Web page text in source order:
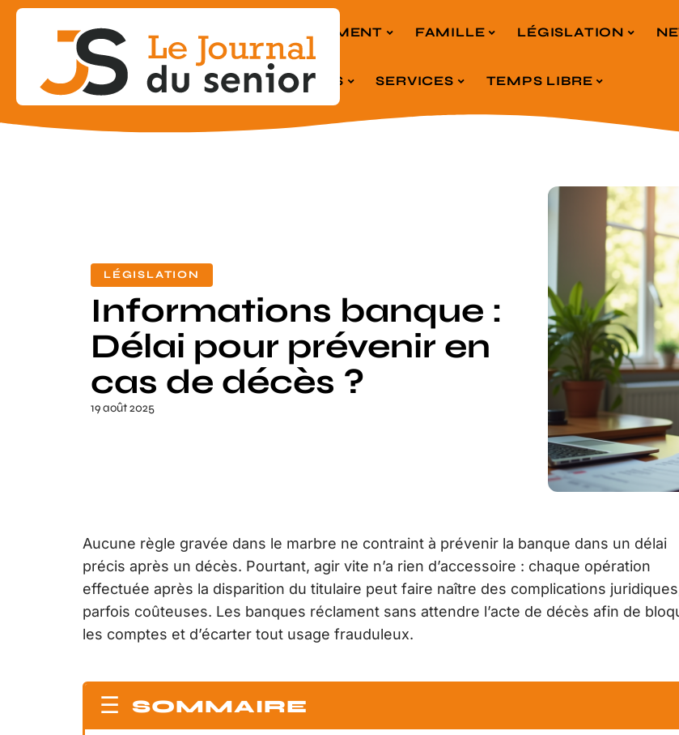
EQUIPEMENT FAMILLE LÉGISLATION
SENIORS SERVICES TEMPS LIBRE
LÉGISLATION
Informations banque :
Délai pour prévenir en
cas de décès ?
19 août 2025
Aucune règle gravée dans le marbre ne contraint à prévenir la banque dans un délai
précis après un décès. Pourtant, agir vite n’a rien d’accessoire : chaque opération
effectuée après la disparition du titulaire peut faire naître des complications
parfois coûteuses. Les banques réclament sans attendre l’acte de décès afin de
les comptes et d’écarter tout usage frauduleux.
SOMMAIRE